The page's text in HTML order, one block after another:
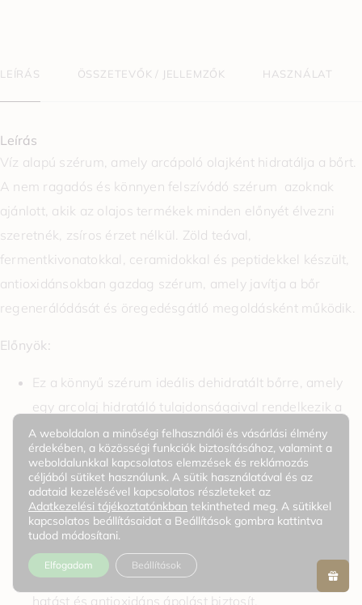
LEÍRÁS ÖSSZETEVŐK / JELLEMZŐK HASZNÁLAT
Leírás
Víz alapú szérum, amely arcápoló olajként hidratálja a bőrt.
A nem ragadós és könnyen felszívódó szérum azoknak
ajánlott, akik az olajos termékek minden előnyét élvezni
szeretnék, zsíros érzet nélkül. Zöld teával,
fermentkivonatokkal, ceramidokkal és peptidekkel készült,
antioxidánsokban gazdag szérum, amely javítja a bőr
regenerálódását és öregedésgátló megoldásként működik.
Előnyök:
Ez a könnyű szérum ideális dehidratált bőrre, amely
egy arcolaj hidratáló tulajdonságaival rendelkezik a
kipihent, ragyogó megjelenésért.
Napi koncentrált hidratálást biztosít, a nyári nap
hevétől a téli szél szárazságáig, megakadályozza a
nedvességvesztést.
Vegánbarát, állatkísérlet-mentes.
Jeju zöld tea vízzel, rizskivonattal, fermentált
kivonatokkal, peptidekkel stb. készült, erős hidratáló
hatást és antioxidáns ápolást biztosít.
A weboldalon a minőségi felhasználói és vásárlási élmény
érdekében, a közösségi funkciók biztosításához, valamint a
weboldalunkkal kapcsolatos elemzések és reklámozás
céljából sütiket használunk. A sütik használatával és az
adataid kezelésével kapcsolatos részleteket az
Adatkezelési tájékoztatónkban tekintheted meg. A sütikkel
kapcsolatos beállításaidat a Beállítások gombra kattintva
tudod módosítani.
Elfogadom Beállítások